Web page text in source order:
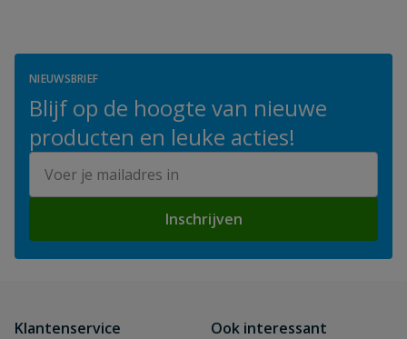
NIEUWSBRIEF
Blijf op de hoogte van nieuwe
producten en leuke acties!
Inschrijven
Klantenservice
Ook interessant